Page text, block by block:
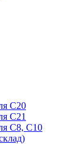
С20
С21
С8, С10